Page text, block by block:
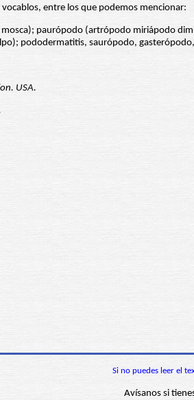
vocablos, entre los que podemos mencionar:
paurópodo (artrópodo miriápodo
pododermatitis, saurópodo,
USA.
Si no puedes leer el
Avísanos si